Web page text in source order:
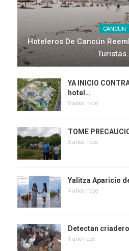
CANCÚN
Hoteleros De Cancún
YA INICIO
hotel…
5 años hace
TOME
5 años hace
Yalitza Aparicio
4 años hace
Detectan
1 año hace